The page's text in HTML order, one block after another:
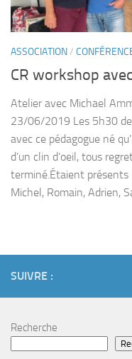
ASSOCIATION/
CR workshop
Atelier avec Michael
23/06/2019 Les 5h30 de
avec ce pédagogue né
d’un clin d’oeil, tous
terminé.Étaient présents
Michel, Romain, Adrien,
SUIVRE :
Recherche